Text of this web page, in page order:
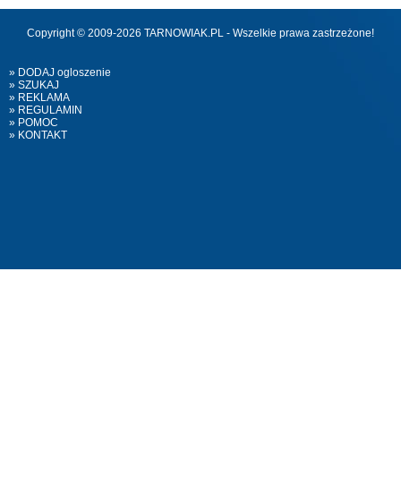
Copyright © 2009-2026 TARNOWIAK.PL - Wszelkie prawa zastrzeżone!
» DODAJ ogloszenie
» SZUKAJ
» REKLAMA
» REGULAMIN
» POMOC
» KONTAKT